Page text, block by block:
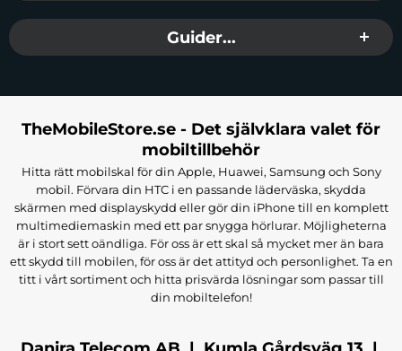
Guider...
TheMobileStore.se - Det självklara valet för
mobiltillbehör
Hitta rätt mobilskal för din Apple, Huawei, Samsung och Sony
mobil. Förvara din HTC i en passande läderväska, skydda
skärmen med displayskydd eller gör din iPhone till en komplett
multimediemaskin med ett par snygga hörlurar. Möjligheterna
är i stort sett oändliga. För oss är ett skal så mycket mer än bara
ett skydd till mobilen, för oss är det attityd och personlighet. Ta en
titt i vårt sortiment och hitta prisvärda lösningar som passar till
din mobiltelefon!